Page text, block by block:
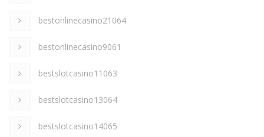
bestonlinecasino21064
bestonlinecasino9061
bestslotcasino11063
bestslotcasino13064
bestslotcasino14065